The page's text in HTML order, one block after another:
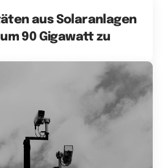
aus Solaranlagen
90 Gigawatt zu